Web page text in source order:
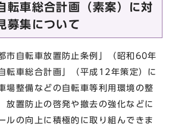
転車総合計画（素案）に対
募集について
市自転車放置防止条例」（昭和60年
転車総合計画」（平成12年策定）に
場整備などの自転車等利用環境の整
放置防止の啓発や撤去の強化などに
ルの向上に積極的に取り組んできま